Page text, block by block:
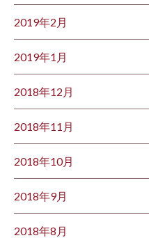
2019年2月
2019年1月
2018年12月
2018年11月
2018年10月
2018年9月
2018年8月